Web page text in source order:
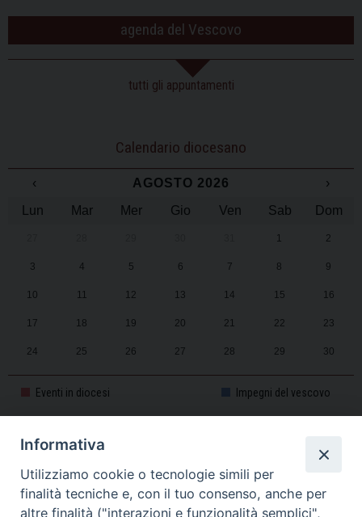
agenda del Vescovo
tutti gli appuntamenti
Calendario diocesano
‹ AGOSTO 2026
›
Lun
Mar Mer Gio Ven Sab Dom
1 2
3 4 5 6 7 8 9
10 11 12 13 14 15 16
17 18 19 20 21 22 23
24 25 26 27 28 29 30
Eventi in diocesi Impegni del vescovo
CALENDARIO PASTORALE 2025-2026
Informativa
Utilizziamo cookie o tecnologie simili per
finalità tecniche e, con il tuo consenso, anche per
altre finalità ("interazioni e funzionalità semplici",